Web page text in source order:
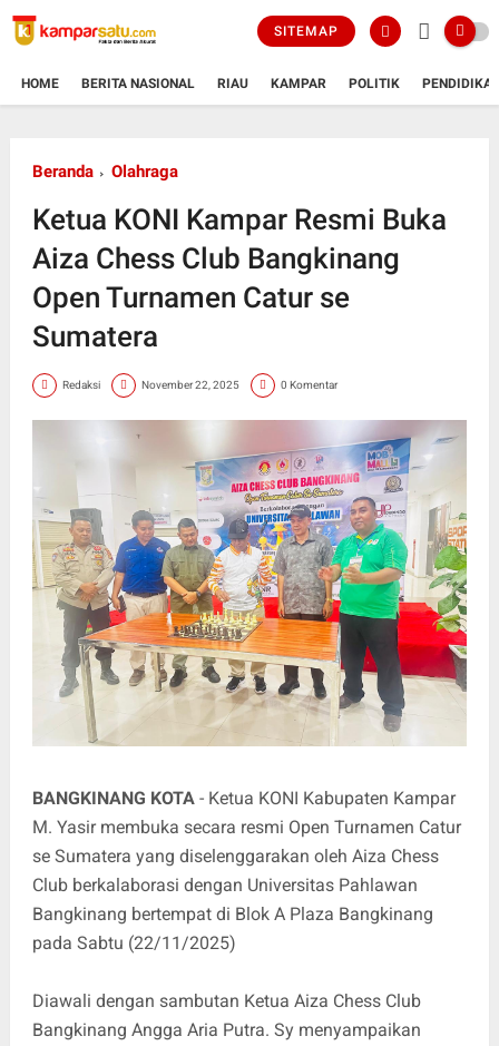
SITEMAP
HOME BERITA NASIONAL RIAU KAMPAR POLITIK
Beranda Olahraga
Ketua KONI Kampar Resmi Buka
Aiza Chess Club Bangkinang
Open Turnamen Catur se
Sumatera
Redaksi November 22, 2025 0 Komentar
BANGKINANG KOTA- Ketua KONI Kabupaten Kampar
M. Yasir membuka secara resmi Open Turnamen Catur
se Sumatera yang diselenggarakan oleh Aiza Chess
Club berkalaborasi dengan Universitas Pahlawan
Bangkinang bertempat di Blok A Plaza Bangkinang
pada Sabtu (22/11/2025)
Diawali dengan sambutan Ketua Aiza Chess Club
Bangkinang Angga Aria Putra. Sy menyampaikan